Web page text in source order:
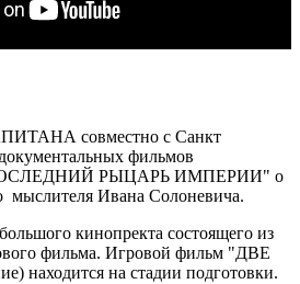
совместно с Санкт
фильмов
"ПОСЛЕДНИЙ РЫЦАРЬ ИМПЕРИИ" о
мыслителя Ивана Солоневича.
кинопректа состоящего из
фильма. Игровой фильм "ДВЕ
находится на стадии подготовки.